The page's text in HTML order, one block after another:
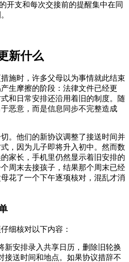
开支和每次交接前的提醒集中在同
新什么
施时，许多父母以为事情就此结束
生摩擦的阶段：法律文件已经更
和日常安排还沿用着旧的制度。随
恶意，而是信息同步不完整造成
。他们的新协议调整了接送时间并
，因为儿子即将升入初中。然而数
家长，手机里仍然显示着旧安排的
周末去接孩子，结果那个周末已经
花了一个下午逐项核对，混乱才消
细核对以下内容：
新安排录入共享日历，删除旧轮换
接送时间和地点。如果协议措辞不